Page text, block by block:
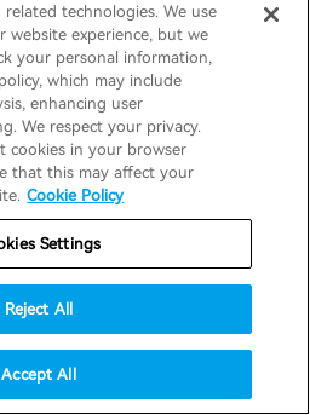
magnético
mm):
related technologies. We use
website experience, but we
your personal information,
which may include
enhancing user
We respect your privacy.
cookies in your browser
that this may affect your
Cookie Policy
Settings
Reject All
Accept All